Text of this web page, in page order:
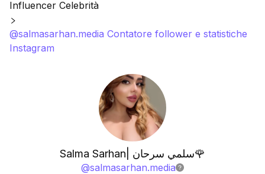
Influencer Celebrità
@salmasarhan.media Contatore follower e statistiche
Instagram
Salma Sarhan| سلمي سرحان🌹
@salmasarhan.media